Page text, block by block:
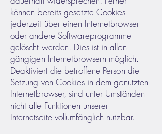
können bereits gesetzte Cookies
jederzeit über einen Internetbrowser
oder andere Softwareprogramme
gelöscht werden. Dies ist in allen
gängigen Internetbrowsern möglich.
Deaktiviert die betroffene Person die
Setzung von Cookies in dem genutzten
Internetbrowser, sind unter Umständen
nicht alle Funktionen unserer
Internetseite vollumfänglich nutzbar.